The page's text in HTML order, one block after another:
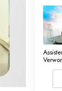
Ethiek en de
De Oorzaak van
Feitenonderzoek
De Grondbeginselen